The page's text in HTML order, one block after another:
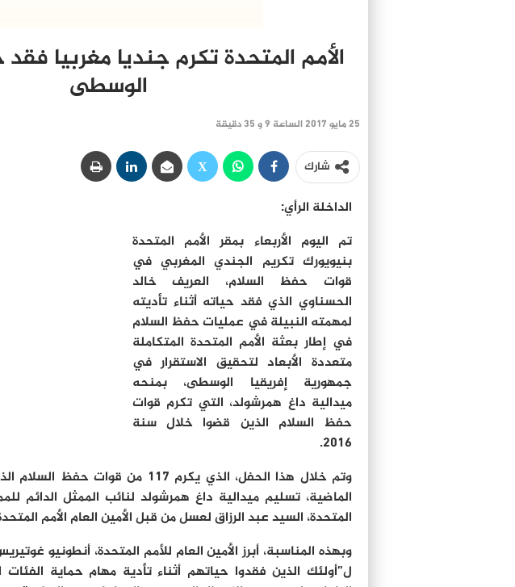
الأمم المتحدة تكرم جنديا مغربيا فقد
الوسطى
25 مايو 2017 الساعة 9 و 35 دقيقة
شارك
الداخلة الرأي:
تم اليوم الأربعاء بمقر الأمم المتحدة
بنيويورك تكريم الجندي المغربي في
قوات حفظ السلام، العريف خالد
الحسناوي الذي فقد حياته أثناء تأديته
لمهمته النبيلة في عمليات حفظ السلام
في إطار بعثة الأمم المتحدة المتكاملة
متعددة الأبعاد لتحقيق الاستقرار في
جمهورية إفريقيا الوسطى، بمنحه
ميدالية داغ همرشولد، التي تكرم قوات
حفظ السلام الذين قضوا خلال سنة
2016.
وتم خلال هذا الحفل، الذي يكرم 117 من
الماضية، تسليم ميدالية داغ همرشولد لنائب الممثل الدائم
المتحدة، السيد عبد الرزاق لعسل من قبل الأمين العام الأمم
وبهذه المناسبة، أبرز الأمين العام للأمم المتحدة، أنطونيو
ل”أولئك الذين فقدوا حياتهم أثناء تأدية مهام حماية